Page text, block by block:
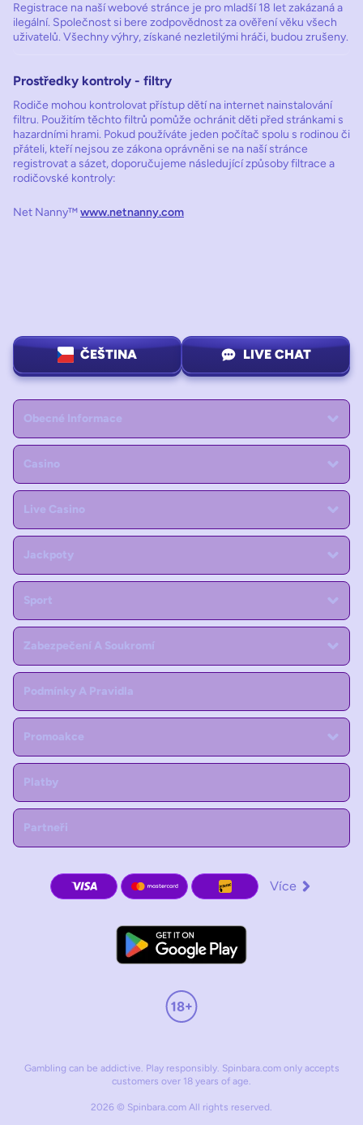
Registrace na naší webové stránce je pro mladší 18 let zakázaná a
ilegální. Společnost si bere zodpovědnost za ověření věku všech
uživatelů. Všechny výhry, získané nezletilými hráči, budou zrušeny.
Prostředky kontroly - filtry
Rodiče mohou kontrolovat přístup dětí na internet nainstalování
filtru. Použitím těchto filtrů pomůže ochránit děti před stránkami s
hazardními hrami. Pokud používáte jeden počítač spolu s rodinou či
přáteli, kteří nejsou ze zákona oprávněni se na naší stránce
registrovat a sázet, doporučujeme následující způsoby filtrace a
rodičovské kontroly:
Net Nanny™www.netnanny.com
ČEŠTINA LIVE CHAT
Obecné Informace
Casino
Live Casino
Jackpoty
Sport
Zabezpečení A Soukromí
Podmínky A Pravidla
Promoakce
Platby
Partneři
Více
Gambling can be addictive. Play responsibly. Spinbara.com only accepts
customers over 18 years of age.
2026 © Spinbara.com All rights reserved.